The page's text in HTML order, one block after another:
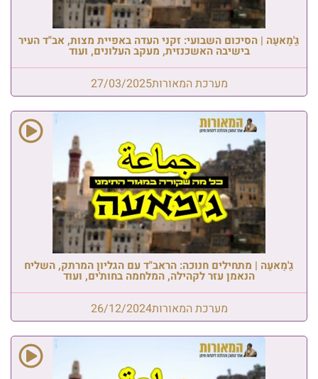
גַ'מַאעַה | הסיכום השבועי: זקני העדה באפיית מצות, אב"ד העיר
בישיבה האשכנזית, מעקב העלונים, ועוד
מערכת המאורות27/03/2025
גַ'מַאעַה | מתחילים חנוכה: הראב"ד עם הגליון המרתק, השליח
הנאמן עזר לקהילה, המלחמה בחות'ים, ועוד
מערכת המאורות26/12/2024